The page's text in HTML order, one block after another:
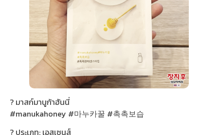
? มาสก์มานูก้าฮันนี่
#manukahoney #마누카꿀 #촉촉보습
? ประเภท: เอสเซนส์